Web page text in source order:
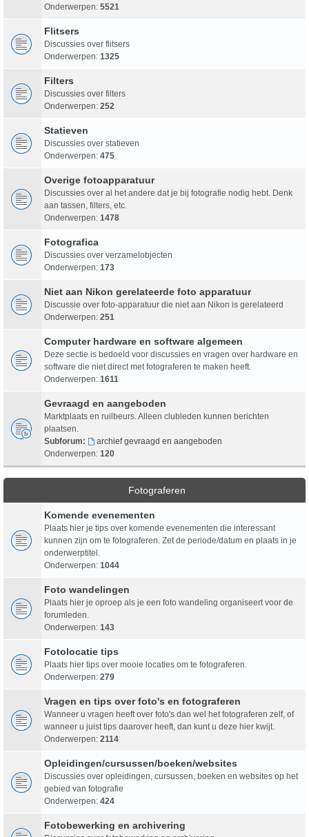
Onderwerpen: 5521
Flitsers
Discussies over flitsers
Onderwerpen: 1325
Filters
Discussies over filters
Onderwerpen: 252
Statieven
Discussies over statieven
Onderwerpen: 475
Overige fotoapparatuur
Discussies over al het andere dat je bij fotografie nodig hebt. Denk
aan tassen, filters, etc.
Onderwerpen: 1478
Fotografica
Discussies over verzamelobjecten
Onderwerpen: 173
Niet aan Nikon gerelateerde foto apparatuur
Discussie over foto-apparatuur die niet aan Nikon is gerelateerd
Onderwerpen: 251
Computer hardware en software algemeen
Deze sectie is bedoeld voor discussies en vragen over hardware en
software die niet direct met fotograferen te maken heeft.
Onderwerpen: 1611
Gevraagd en aangeboden
Marktplaats en ruilbeurs. Alleen clubleden kunnen berichten
plaatsen.
Subforum:
archief gevraagd en aangeboden
Onderwerpen: 120
Fotograferen
Komende evenementen
Plaats hier je tips over komende evenementen die interessant
kunnen zijn om te fotograferen. Zet de periode/datum en plaats in je
onderwerptitel.
Onderwerpen: 1044
Foto wandelingen
Plaats hier je oproep als je een foto wandeling organiseert voor de
forumleden.
Onderwerpen: 143
Fotolocatie tips
Plaats hier tips over mooie locaties om te fotograferen.
Onderwerpen: 279
Vragen en tips over foto's en fotograferen
Wanneer u vragen heeft over foto's dan wel het fotograferen zelf, of
wanneer u juist tips daarover heeft, dan kunt u deze hier kwijt.
Onderwerpen: 2114
Opleidingen/cursussen/boeken/websites
Discussies over opleidingen, cursussen, boeken en websites op het
gebied van fotografie
Onderwerpen: 424
Fotobewerking en archivering